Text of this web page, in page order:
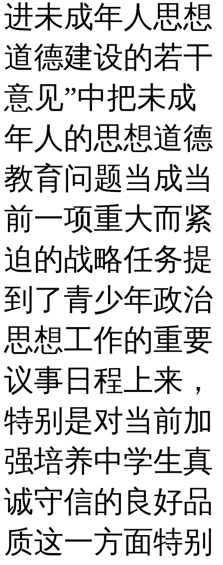
进未成年人思想
道德建设的若干
意见”中把未成
年人的思想道德
教育问题当成当
前一项重大而紧
迫的战略任务提
到了青少年政治
思想工作的重要
议事日程上来，
特别是对当前加
强培养中学生真
诚守信的良好品
质这一方面特别